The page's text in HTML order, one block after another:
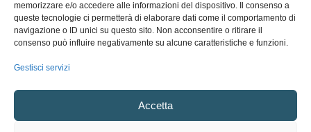
memorizzare e/o accedere alle informazioni del dispositivo. Il consenso a
queste tecnologie ci permetterà di elaborare dati come il comportamento di
navigazione o ID unici su questo sito. Non acconsentire o ritirare il
consenso può influire negativamente su alcune caratteristiche e funzioni.
Gestisci servizi
Accetta
Astronomia, Astrofisica e Cosmologia
Articoli e Risorse On-Line
Copyright © 1997 - 2024 vietata la riproduzione.